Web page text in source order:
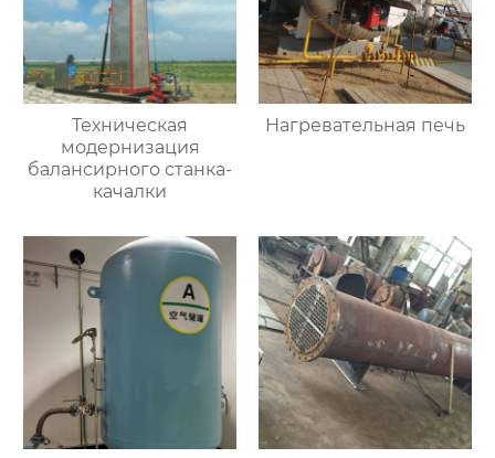
Техническая
модернизация
балансирного станка-
качалки
Нагревательная печь